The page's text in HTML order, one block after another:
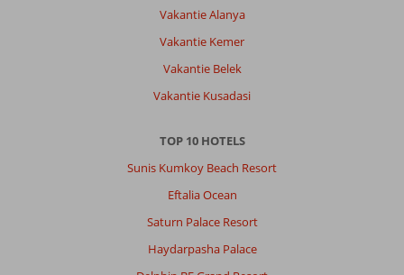
Vakantie Alanya
Vakantie Kemer
Vakantie Belek
Vakantie Kusadasi
TOP 10 HOTELS
Sunis Kumkoy Beach Resort
Eftalia Ocean
Saturn Palace Resort
Haydarpasha Palace